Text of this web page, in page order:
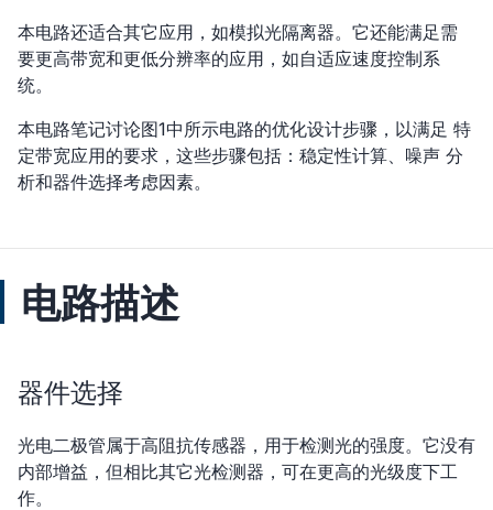
本电路还适合其它应用，如模拟光隔离器。它还能满足需
要更高带宽和更低分辨率的应用，如自适应速度控制系
统。
本电路笔记讨论图1中所示电路的优化设计步骤，以满足 特
定带宽应用的要求，这些步骤包括：稳定性计算、噪声 分
析和器件选择考虑因素。
电路描述
器件选择
光电二极管属于高阻抗传感器，用于检测光的强度。它没有
内部增益，但相比其它光检测器，可在更高的光级度下工
作。